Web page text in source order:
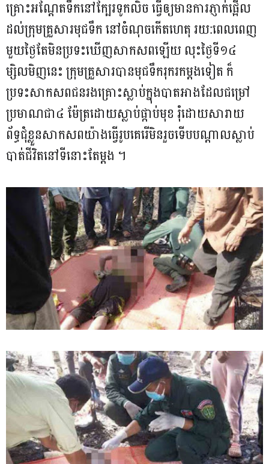
គ្រោះអណ្តែត​ទឹកនៅក្បែរ​ទូកលិច ធ្វើឲ្យមាន​ការភ្ញាក់​ផ្អើល
ដល់​ក្រុមគ្រួសារមុជទឹក នៅចំណុចកើតហេតុ រយ:ពេលពេញ​
មួយថ្ងៃ​តែមិនប្រទះ​ឃើញសាក​សពឡើយ លុះថ្ងៃទី១៤
ម្សិលមិញនេះ ក្រុមគ្រួសារ​បានមុជ​ទឹករុក​រកម្តង​ទៀត ក៏
ប្រទះសាក​សពជនរង​គ្រោះស្លាប់ក្នុង​បាតអាងដែល​ជម្រៅ
ប្រមាណជា៤ ម៉ែត្រដោយ​ស្លាប់ផ្កាប់មុខ រុំដោយសារាយ​
ព័ទ្ធជុំខ្លួន​សាកសពយ៉ាង​ធ្វើរូបគេរើមិន​រួចទើបបណ្តាល​ស្លាប់
បាត់​ជីវិតនៅ​ទីនោះតែម្តង ។